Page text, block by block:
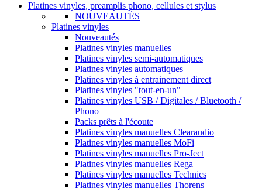
Platines vinyles, preamplis phono, cellules et stylus
NOUVEAUTÉS
Platines vinyles
Nouveautés
Platines vinyles manuelles
Platines vinyles semi-automatiques
Platines vinyles automatiques
Platines vinyles à entrainement direct
Platines vinyles "tout-en-un"
Platines vinyles USB / Digitales / Bluetooth /
Phono
Packs prêts à l'écoute
Platines vinyles manuelles Clearaudio
Platines vinyles manuelles MoFi
Platines vinyles manuelles Pro-Ject
Platines vinyles manuelles Rega
Platines vinyles manuelles Technics
Platines vinyles manuelles Thorens